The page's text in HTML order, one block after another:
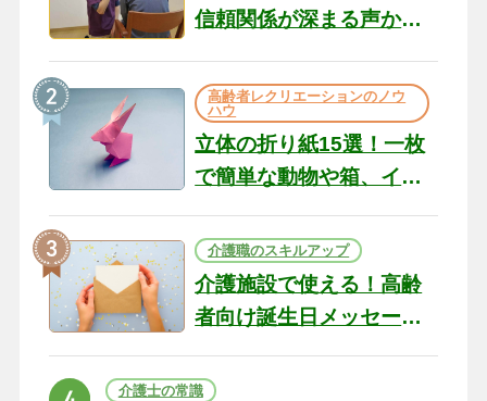
信頼関係が深まる声かけ
の現場から（22）
高齢者レクリエーションのノウ
ハウ
立体の折り紙15選！一枚
で簡単な動物や箱、イン
テリアになる作品まで
介護職のスキルアップ
介護施設で使える！高齢
者向け誕生日メッセージ
の例文と書き方のポイン
ト
介護士の常識